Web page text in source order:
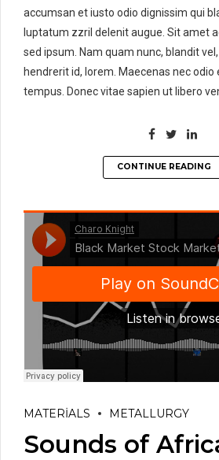
accumsan et iusto odio dignissim qui
luptatum zzril delenit augue. Sit amet
sed ipsum. Nam quam nunc, blandit
hendrerit id, lorem. Maecenas nec
tempus. Donec vitae sapien ut libero
CONTINUE READING
MATERIALS METALLURGY
Sounds of